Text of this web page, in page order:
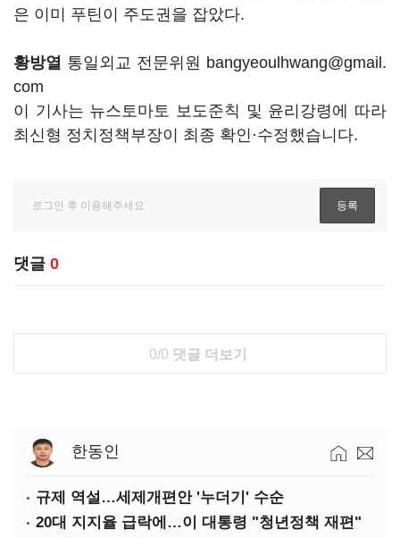
은 이미 푸틴이 주도권을 잡았다.
황방열 통일외교 전문위원 bangyeoulhwang@gmail.
com
이 기사는 뉴스토마토 보도준칙 및 윤리강령에 따라
최신형 정치정책부장이 최종 확인·수정했습니다.
댓글 0
0/0 댓글 더보기
한동인
규제 역설…세제개편안 '누더기' 수순
20대 지지율 급락에…이 대통령 "청년정책 재편"